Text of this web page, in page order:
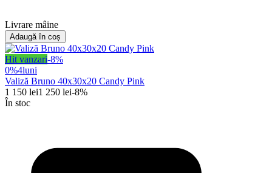
Livrare mâine
Adaugă în coș
Hit vanzari-8%
0%4luni
Valiză Bruno 40x30x20 Candy Pink
1 150 lei1 250 lei-8%
În stoc